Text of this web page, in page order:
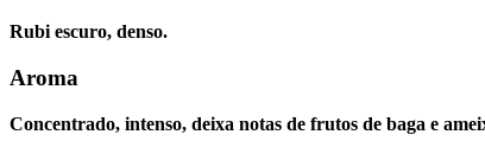
Rubi escuro, denso.
Aroma
Concentrado, intenso, deixa notas de frutos de baga e